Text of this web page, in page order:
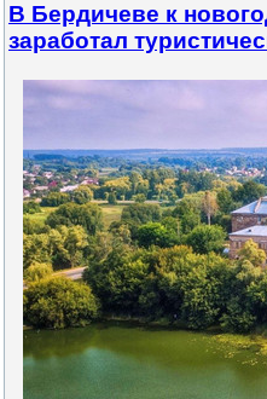
В Бердичеве к
заработал